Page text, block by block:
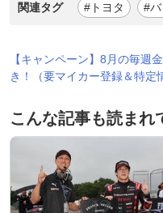
関連タグ #トヨタ #バ
【キャンペーン】8月の毎週
き！（要マイカー登録＆特定
こんな記事も読まれ